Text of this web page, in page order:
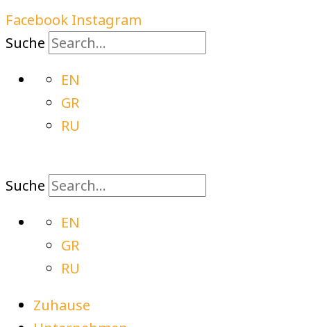
Facebook Instagram
Suche
EN
GR
RU
Suche
EN
GR
RU
Zuhause